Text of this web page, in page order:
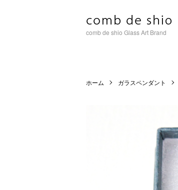
comb de shio Glass Art Brand
ホーム ガラスペンダント